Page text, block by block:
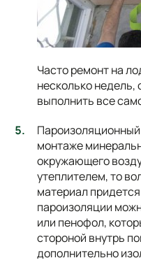
Часто ремонт на
несколько недель,
выполнить все
монтаже
окружающего
утеплителем, то
материал
пароизоляции
или пенофол,
стороной внутрь
дополнительно